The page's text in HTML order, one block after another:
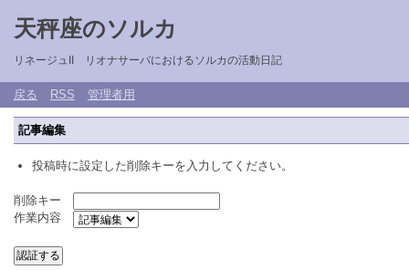
天秤座のソルカ
リネージュII リオナサーバにおけるソルカの活動日記
戻る RSS 管理者用
記事編集
投稿時に設定した削除キーを入力してください。
削除キー
作業内容